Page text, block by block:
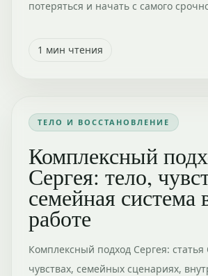
потеряться и начать с самого
1 мин чтения
ТЕЛО И ВОССТАНОВЛЕНИЕ
Комплексный
Сергея: тело,
семейная система
работе
Комплексный подход Сергея: статья
чувствах, семейных сценариях,